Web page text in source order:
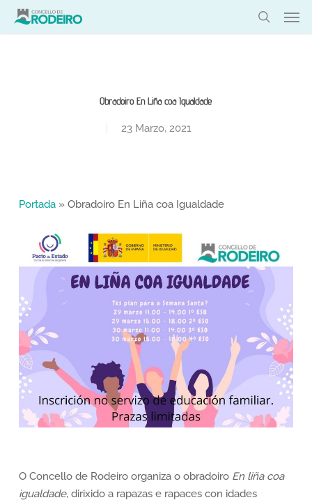
Skip
Obradoiro En Liña coa Igualdade
23 Marzo, 2021
Portada» Obradoiro En Liña coa Igualdade
O Concello de Rodeiro organiza o obradoiro En liña coa
igualdade, dirixido a rapazas e rapaces con idades